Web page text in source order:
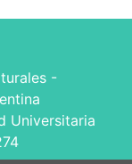
-
Universitaria